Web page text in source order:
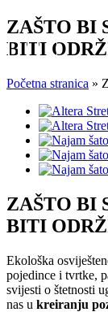
Skip
to
content
ZAŠTO BI
BITI
Početna stranica »
View
Larger
Image
ZAŠTO BI
BITI
Ekološka
pojedince i tvrtke,
svijesti o štetnosti
nas u kreiranju